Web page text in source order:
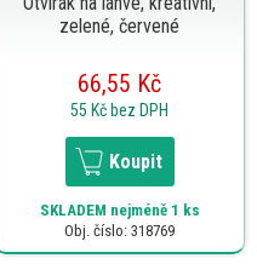
zelené, červené
66,55 Kč
55 Kč bez DPH
Koupit
SKLADEM nejméně 1 ks
Obj. číslo: 318769